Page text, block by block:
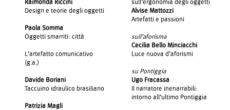
Raimonda Riccini
Design e teorie degli oggetti
Paola Somma
Oggetti smarriti: città
L’artefatto comunicativo
(g.a.)
Davide Boriani
Taccuino idraulico brasiliano
Patrizia Magli
sull’ergonomia degli oggetti
Alvise Mattozzi
Artefatti e passioni
sull’aforisma
Cecilia Bello Minciacchi
Luce nuova d’aforismi
su Pontiggia
Ugo Fracassa
Il narratore inenarrabili:
intorno all’ultimo Pontiggia